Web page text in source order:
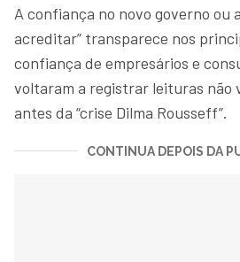
A confiança no novo governo ou
acreditar” transparece nos
confiança de empresários e
voltaram a registrar leituras não
antes da “crise Dilma Rousseff”.
CONTINUA DEPOIS DA